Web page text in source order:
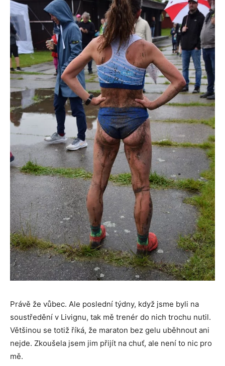
Právě že vůbec. Ale poslední týdny, když jsme byli na
soustředění v Livignu, tak mě trenér do nich trochu nutil.
Většinou se totiž říká, že maraton bez gelu uběhnout ani
nejde. Zkoušela jsem jim přijít na chuť, ale není to nic pro
mě.